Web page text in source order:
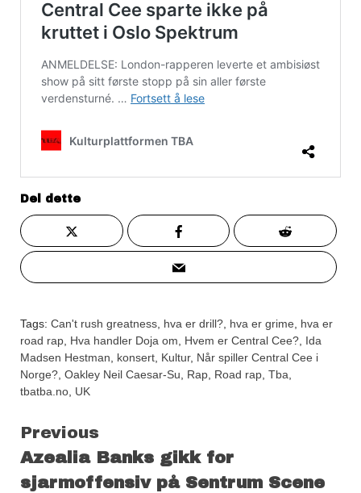
Del dette
Tags: Can't rush greatness, hva er drill?, hva er grime, hva er
road rap, Hva handler Doja om, Hvem er Central Cee?, Ida
Madsen Hestman, konsert, Kultur, Når spiller Central Cee i
Norge?, Oakley Neil Caesar-Su, Rap, Road rap, Tba,
tbatba.no, UK
Continue
Reading
Previous
Azealia Banks gikk for
sjarmoffensiv på Sentrum Scene